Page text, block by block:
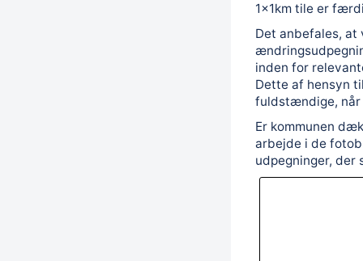
1x1km tile er
Det anbefales, at
inden for
Dette af hensyn
fuldstændige, når
Er kommunen
arbejde i de
udpegninger, der